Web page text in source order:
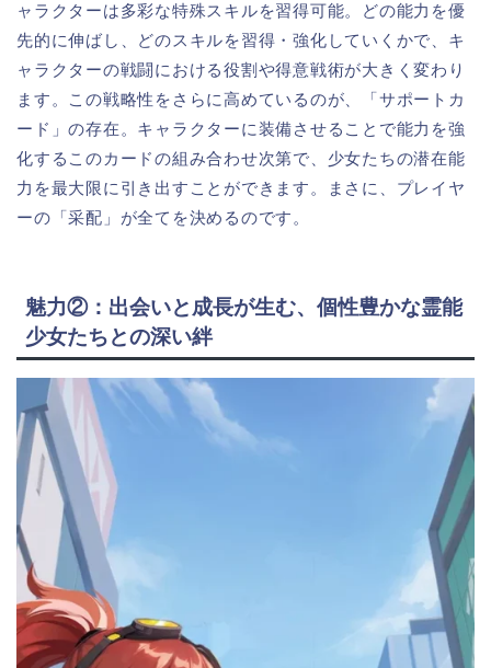
ャラクターは多彩な特殊スキルを習得可能。どの能力を優
先的に伸ばし、どのスキルを習得・強化していくかで、キ
ャラクターの戦闘における役割や得意戦術が大きく変わり
ます。この戦略性をさらに高めているのが、「サポートカ
ード」の存在。キャラクターに装備させることで能力を強
化するこのカードの組み合わせ次第で、少女たちの潜在能
力を最大限に引き出すことができます。まさに、プレイヤ
ーの「采配」が全てを決めるのです。
魅力②：出会いと成長が生む、個性豊かな霊能
少女たちとの深い絆